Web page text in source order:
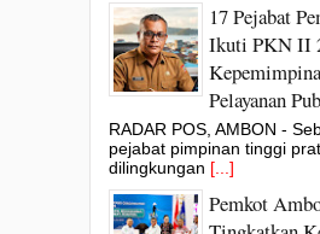
17 Pejabat
Ikuti PKN II
Pelayanan
RADAR POS, AMBON -
pejabat pimpinan tinggi
dilingkungan [...]
Pemkot